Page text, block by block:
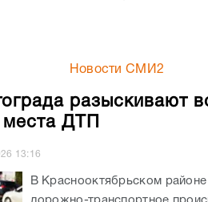
Новости СМИ2
разыскивают
ДТП
13:16
В Краснооктябрьском